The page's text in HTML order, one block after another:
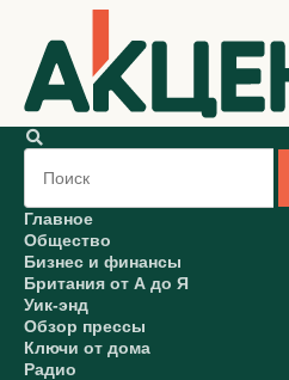
Главное
Общество
Бизнес и финансы
Британия от А до Я
Уик-энд
Обзор прессы
Ключи от дома
Радио